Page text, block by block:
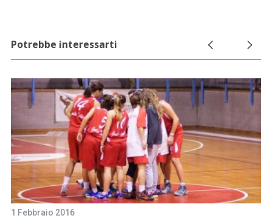
Potrebbe interessarti
1 Febbraio 2016